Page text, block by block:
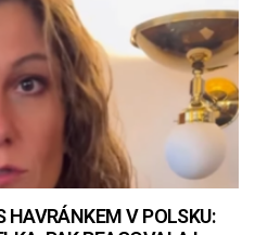
HAVRÁNKEM V POLSKU: